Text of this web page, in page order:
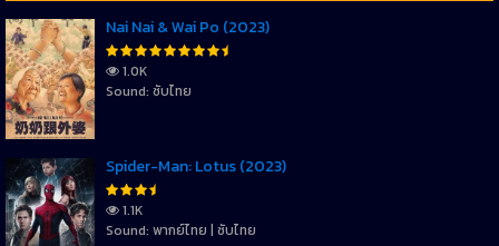
Nai Nai & Wai Po (2023)
1.0K
Sound: ซับไทย
Spider-Man: Lotus (2023)
1.1K
Sound: พากย์ไทย | ซับไทย